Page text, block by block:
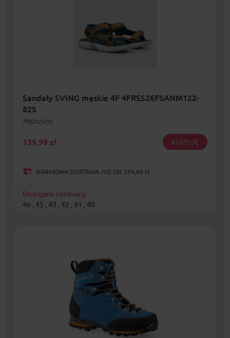
Sandały SVING męskie 4F 4FRSS26FSANM122-
82S
Mężczyźni
139,99 zł KUPUJĘ
DARMOWA DOSTAWA JUŻ OD 299,00 zł
Dostępne rozmiary:
46 , 45 , 43 , 42 , 41 , 40